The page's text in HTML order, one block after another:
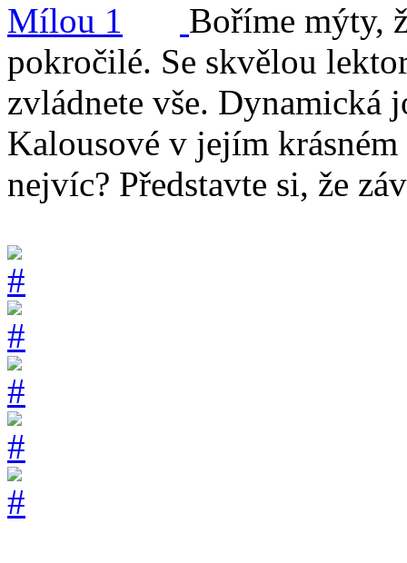
Boříme mýty,
pokročilé. Se skvělou
zvládnete vše. Dynamická
Kalousové v jejím
nejvíc? Představte si, že